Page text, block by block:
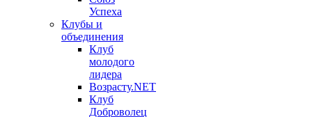
Успеха
Клубы и
объединения
Клуб
молодого
лидера
Возрасту.NET
Клуб
Доброволец